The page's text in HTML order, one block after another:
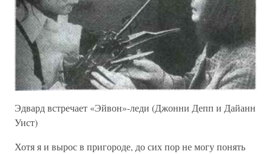
Эдвард встречает «Эйвон»-леди (Джонни Депп и Дайанн
Уист)
Хотя я и вырос в пригороде, до сих пор не могу понять